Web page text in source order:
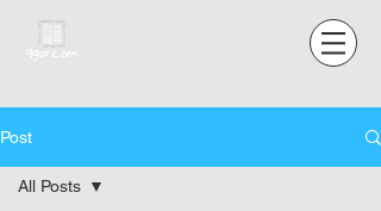
Post
All Posts